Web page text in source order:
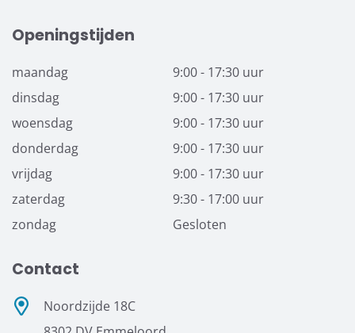
Openingstijden
maandag
9:00 - 17:30 uur
dinsdag
9:00 - 17:30 uur
woensdag
9:00 - 17:30 uur
donderdag
9:00 - 17:30 uur
vrijdag
9:00 - 17:30 uur
zaterdag
9:30 - 17:00 uur
zondag
Gesloten
Contact
Noordzijde 18C